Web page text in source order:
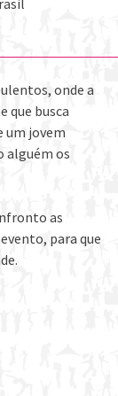
onde a
que busca
um jovem
alguém os
as
para que